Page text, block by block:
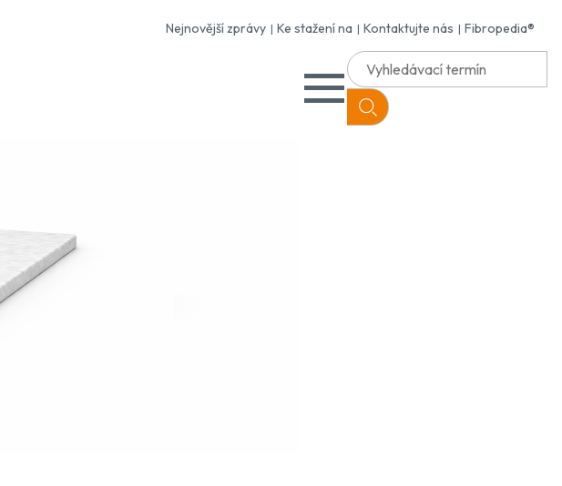
Nejnovější zprávy Ke stažení na Kontaktujte nás Fibropedia®